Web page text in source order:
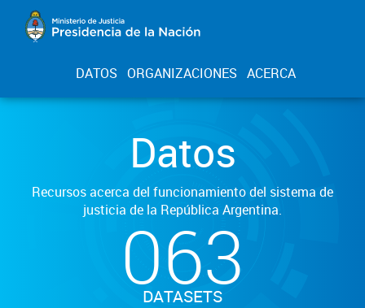
DATOS ORGANIZACIONES ACERCA
Datos
Recursos acerca del funcionamiento del sistema de
justicia de la República Argentina.
063
DATASETS